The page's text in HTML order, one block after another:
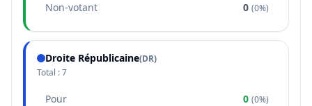
Non-votant 0 (0%)
Droite Républicaine(DR)
Total :7
Pour 0 (0%)